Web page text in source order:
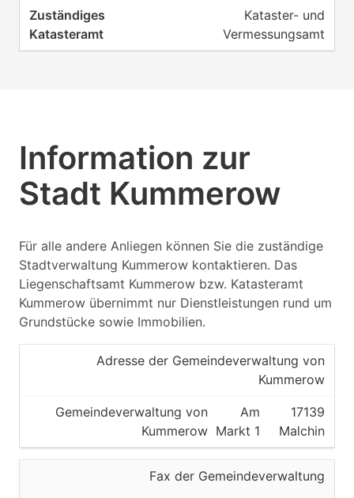
Kataster- und
Vermessungsamt
Information zur
Stadt Kummerow
Für alle andere Anliegen können Sie die zuständige
Stadtverwaltung Kummerow kontaktieren. Das
Liegenschaftsamt Kummerow bzw. Katasteramt
Kummerow übernimmt nur Dienstleistungen rund um
Grundstücke sowie Immobilien.
Adresse der Gemeindeverwaltung von
Kummerow
Gemeindeverwaltung von
Kummerow
Am
Markt 1
17139
Malchin
Fax der Gemeindeverwaltung